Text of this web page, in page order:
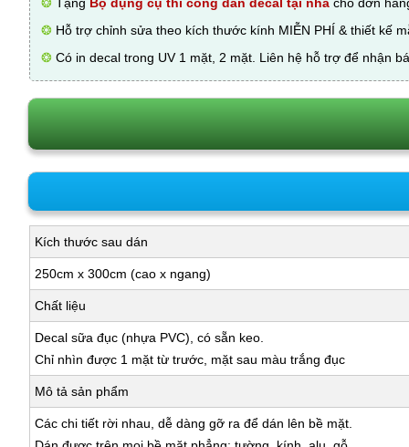
❂ Tặng Bộ dụng cụ thi công dán decal tại nhà cho đơn
❂ Hỗ trợ chỉnh sửa theo kích thước kính MIỄN PHÍ & thiết kế
❂ Có in decal trong UV 1 mặt, 2 mặt. Liên hệ hỗ trợ để nhận
Kích thước sau dán
250cm x 300cm (cao x ngang)
Chất liệu
Decal sữa đục (nhựa PVC), có sẵn keo.
Chỉ nhìn được 1 mặt từ trước, mặt sau màu trắng đục
Mô tả sản phẩm
Các chi tiết rời nhau, dễ dàng gỡ ra để dán lên bề mặt.